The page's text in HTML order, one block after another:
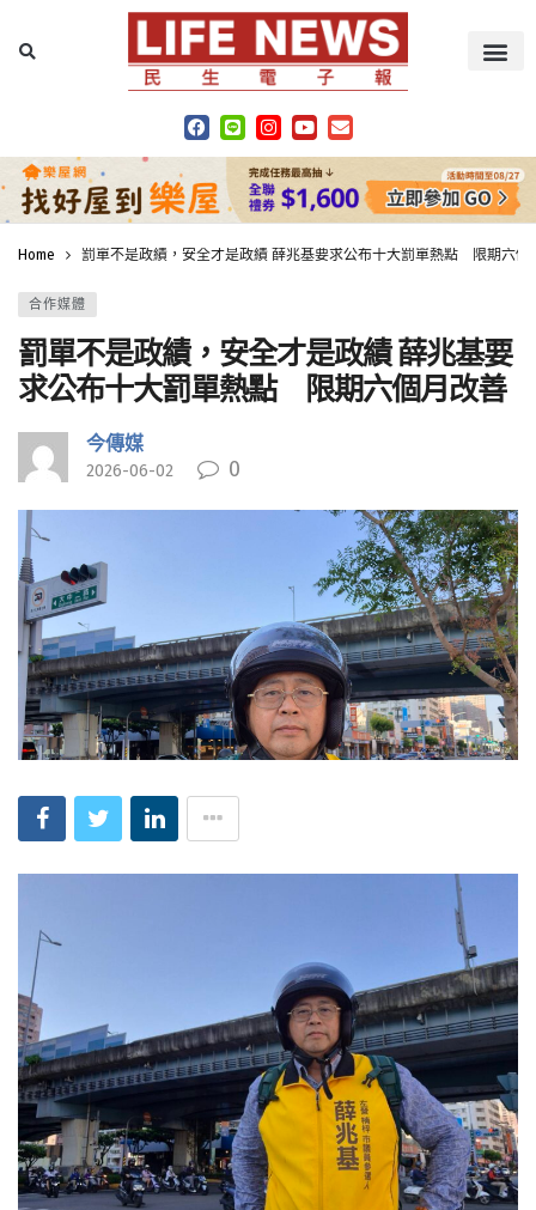
Home 罰單不是政績，安全才是政績 薛兆基要求公布十大罰單熱點 限期六個
合作媒體
罰單不是政績，安全才是政績 薛兆基要
求公布十大罰單熱點 限期六個月改善
今傳媒
2026-06-02 0